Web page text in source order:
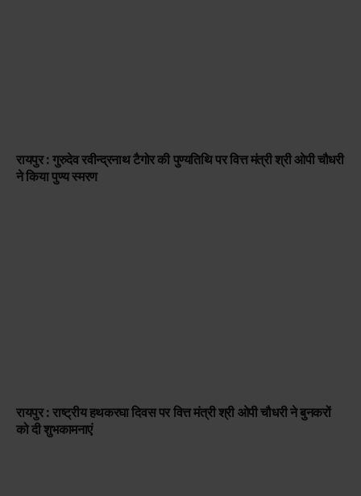
रायपुर : गुरुदेव रवीन्द्रनाथ टैगोर की पुण्यतिथि पर वित्त मंत्री श्री ओपी चौधरी
ने किया पुण्य स्मरण
रायपुर : राष्ट्रीय हथकरघा दिवस पर वित्त मंत्री श्री ओपी चौधरी ने बुनकरों
को दी शुभकामनाएं